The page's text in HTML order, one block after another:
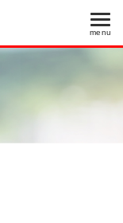
menu
menu